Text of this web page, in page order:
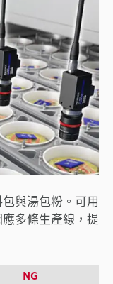
與湯包粉。可用
多條生產線，提
NG